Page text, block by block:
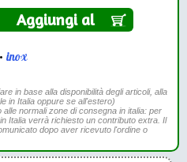
Aggiungi al
inox
in base alla disponibilità degli articoli, alla
in Italia oppure se all'estero)
normali zone di consegna in italia: per
Italia verrà richiesto un contributo extra. Il
dopo aver ricevuto l'ordine o